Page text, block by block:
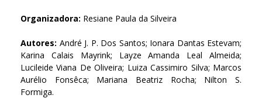
Organizadora: Resiane Paula da Silveira
Autores: André J. P. Dos Santos; Ionara Dantas Estevam;
Karina Calais Mayrink; Layze Amanda Leal Almeida;
Lucileide Viana De Oliveira; Luiza Cassimiro Silva; Marcos
Aurélio Fonsêca; Mariana Beatriz Rocha; Nilton S.
Formiga.